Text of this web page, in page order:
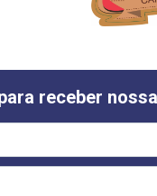
receber